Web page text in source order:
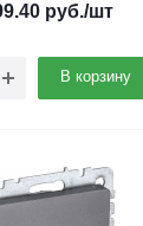
руб./шт
В корзину